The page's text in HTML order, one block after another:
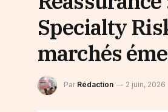
Specialty
marchés
Par Rédaction 2 juin, 2026